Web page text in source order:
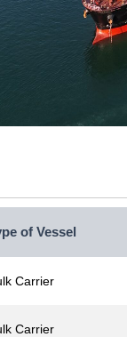
of Vessel
Carrier
Carrier